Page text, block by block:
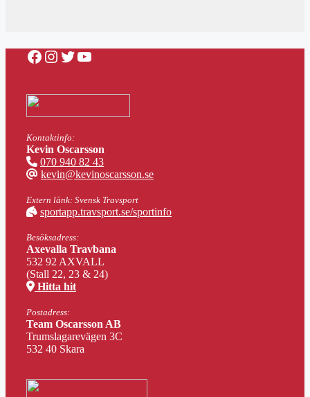
Facebook
Instagram
Twitter
YouTube
Kontaktinfo:
Kevin Oscarsson
070 940 82 43
kevin@kevinoscarsson.se
Extern länk: Svensk Travsport
sportapp.travsport.se/sportinfo
Besöksadress:
Axevalla Travbana
532 92 AXVALL
(Stall 22, 23 & 24)
Hitta hit
Postadress:
Team Oscarsson AB
Trumslagarevägen 3C
532 40 Skara